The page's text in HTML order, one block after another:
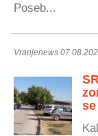
Poseb...
Vranjenews
se